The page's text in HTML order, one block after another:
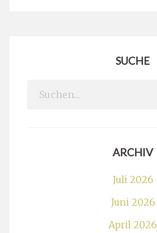
SUCHE
Search
ARCHIV
Juli 2026
Juni 2026
April 2026